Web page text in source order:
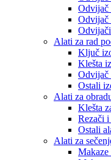
Odvijač
Odvijač
Alati za rad
Ključ
Klešta
Odvijač
Ostali
Alati za
Klešta
Rezači i
Ostali
Alati za
Makaze